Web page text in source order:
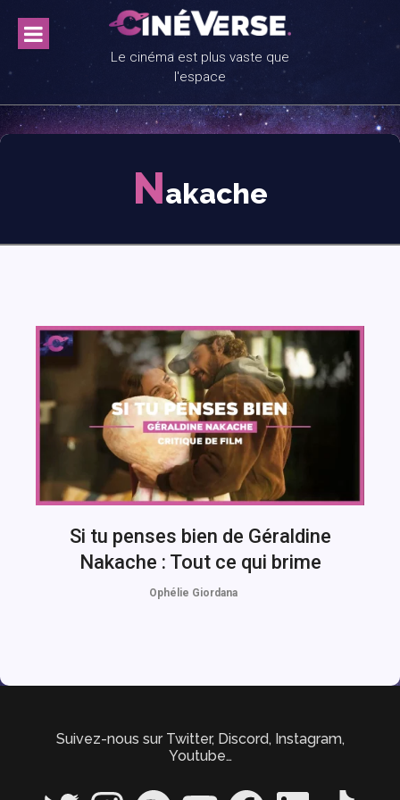
content
Le cinéma est plus vaste que
l'espace
Nakache
Si tu penses bien de Géraldine
Nakache : Tout ce qui brime
Ophélie Giordana
Suivez-nous sur Twitter, Discord, Instagram,
Youtube…
Twitter InstagramSpotify YouTube FacebookLinkedIn TikTok